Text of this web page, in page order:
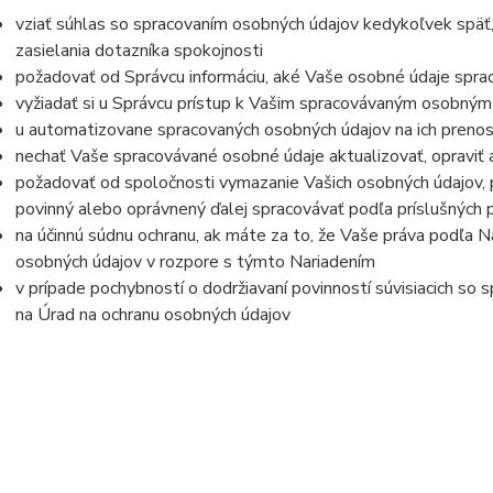
vziať súhlas so spracovaním osobných údajov kedykoľvek
zasielania dotazníka spokojnosti
požadovať od Správcu informáciu, aké Vaše osobné údaje
vyžiadať si u Správcu prístup k Vašim spracovávaným
u automatizovane spracovaných osobných údajov na ich
nechať Vaše spracovávané osobné údaje aktualizovať,
požadovať od spoločnosti vymazanie Vašich osobných
povinný alebo oprávnený ďalej spracovávať podľa príslušných
na účinnú súdnu ochranu, ak máte za to, že Vaše práva podľa
osobných údajov v rozpore s týmto Nariadením
v prípade pochybností o dodržiavaní povinností súvisiacich so
na Úrad na ochranu osobných údajov